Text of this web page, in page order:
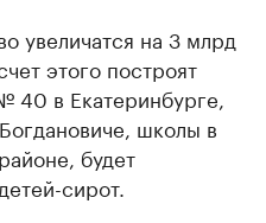
увеличатся на 3 млрд
этого построят
40 в Екатеринбурге,
школы в
будет
сирот.